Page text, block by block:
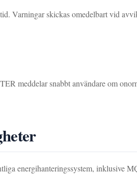
Varningar skickas omedelbart vid
meddelar snabbt användare om
energihanteringssystem, inklusive